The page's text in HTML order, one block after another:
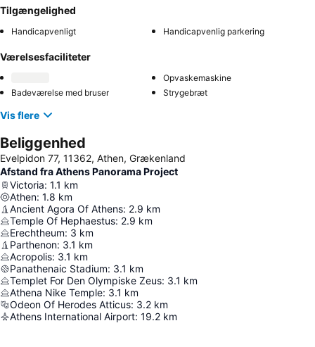
Tilgængelighed
Handicapvenligt Handicapvenlig parkering
Værelsesfaciliteter
Opvaskemaskine
Badeværelse med bruser
Strygebræt
Vis flere
Beliggenhed
Evelpidon 77, 11362, Athen, Grækenland
Afstand fra Athens Panorama Project
Victoria: 1.1 km
Athen: 1.8 km
Ancient Agora Of Athens: 2.9 km
Temple Of Hephaestus: 2.9 km
Erechtheum: 3 km
Parthenon: 3.1 km
Acropolis: 3.1 km
Panathenaic Stadium: 3.1 km
Templet For Den Olympiske Zeus: 3.1 km
Athena Nike Temple: 3.1 km
Odeon Of Herodes Atticus: 3.2 km
Athens International Airport: 19.2 km